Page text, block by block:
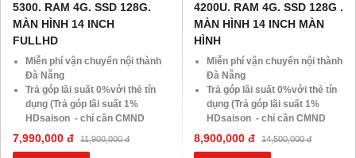
5300. RAM 4G. SSD 128G.
MÀN HÌNH 14 INCH
FULLHD
Miễn phí vận chuyển nội thành
Đà Nẵng
Trả góp lãi suất 0%với thẻ tín
dụng (Trả góp lãi suất 1%
HDsaison - chỉ cần CMND
BLX hoặc hộ khẩu gốc )
Giảm 20%khi nâng cấp Ram-
7,990,000 đ 11,900,000 đ
4200U. RAM 4G. SSD 128G .
MÀN HÌNH 14 INCH MÀN
HÌNH
Miễn phí vận chuyển nội thành
Đà Nẵng
Trả góp lãi suất 0%với thẻ tín
dụng (Trả góp lãi suất 1%
HDsaison - chỉ cần CMND
BLX hoặc hộ khẩu gốc )
Giảm 20%khi nâng cấp Ram-
8,900,000 đ 14,500,000 đ